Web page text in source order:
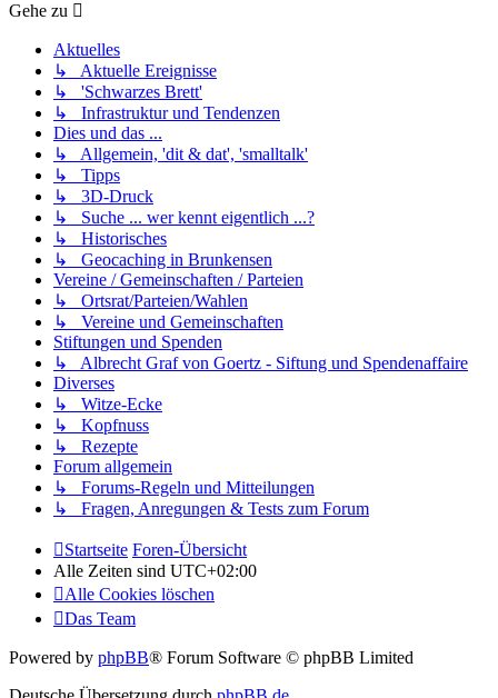
Gehe zu
Aktuelles
↳ Aktuelle Ereignisse
↳ 'Schwarzes Brett'
↳ Infrastruktur und Tendenzen
Dies und das ...
↳ Allgemein, 'dit & dat', 'smalltalk'
↳ Tipps
↳ 3D-Druck
↳ Suche ... wer kennt eigentlich ...?
↳ Historisches
↳ Geocaching in Brunkensen
Vereine / Gemeinschaften / Parteien
↳ Ortsrat/Parteien/Wahlen
↳ Vereine und Gemeinschaften
Stiftungen und Spenden
↳ Albrecht Graf von Goertz - Siftung und Spendenaffaire
Diverses
↳ Witze-Ecke
↳ Kopfnuss
↳ Rezepte
Forum allgemein
↳ Forums-Regeln und Mitteilungen
↳ Fragen, Anregungen & Tests zum Forum
Startseite Foren-Übersicht
Alle Zeiten sind UTC+02:00
Alle Cookies löschen
Das Team
Powered by phpBB® Forum Software © phpBB Limited